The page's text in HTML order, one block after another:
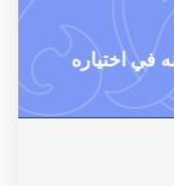
في اختياره